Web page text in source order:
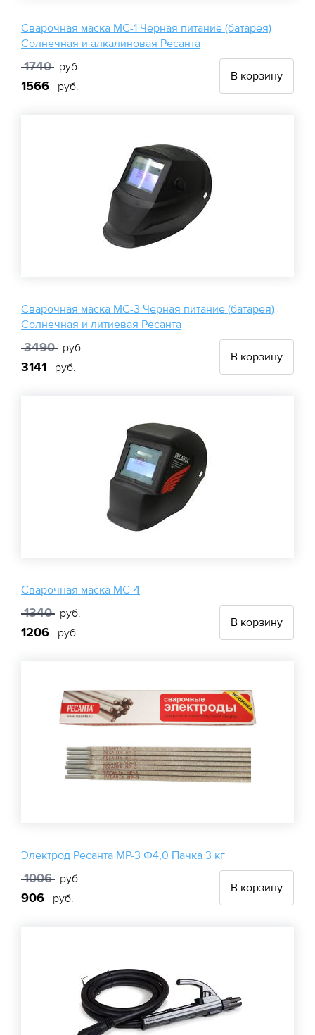
Сварочная маска МС-1 Черная питание (батарея)
Солнечная и алкалиновая Ресанта
1740 руб.
1566 руб.
В корзину
Сварочная маска МС-3 Черная питание (батарея)
Солнечная и литиевая Ресанта
3490 руб.
3141 руб.
В корзину
Сварочная маска МС-4
1340 руб.
1206 руб.
В корзину
Электрод Ресанта МР-3 Ф4,0 Пачка 3 кг
1006 руб.
906 руб.
В корзину